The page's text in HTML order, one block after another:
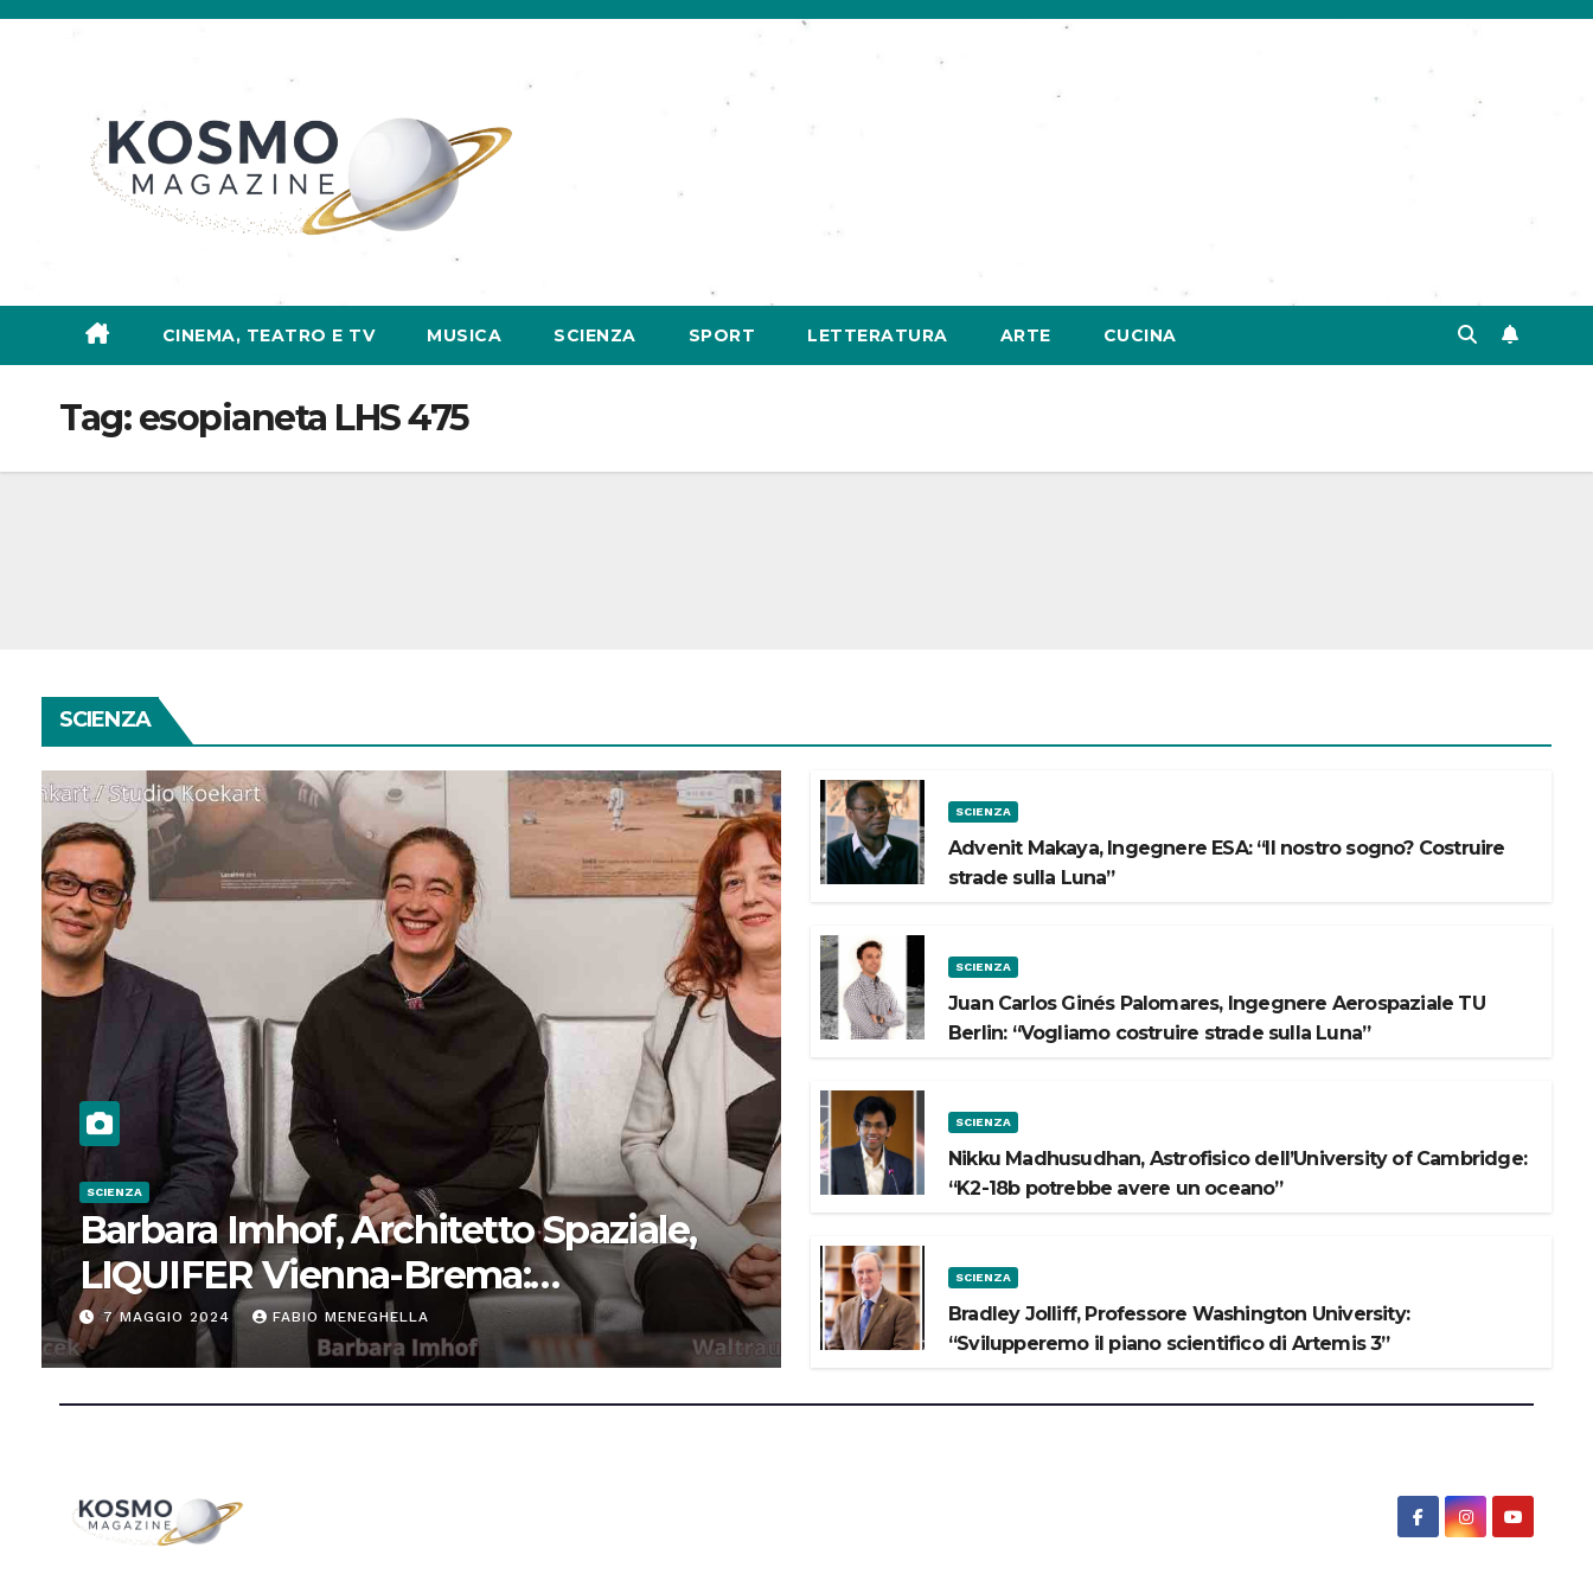
Salta
CINEMA, TEATRO E TV MUSICA SCIENZA SPORT LETTERATURA ARTE CUCINA
Tag:esopianeta LHS 475
SCIENZA
SCIENZA
Barbara Imhof, Architetto Spaziale,
LIQUIFER Vienna-Brema:
“Progettiamo habitat per lo Spazio”
7 MAGGIO 2024 FABIO MENEGHELLA
SCIENZA
Advenit Makaya, Ingegnere ESA: “Il nostro sogno? Costruire
strade sulla Luna”
SCIENZA
Juan Carlos Ginés Palomares, Ingegnere Aerospaziale TU
Berlin: “Vogliamo costruire strade sulla Luna”
SCIENZA
Nikku Madhusudhan, Astrofisico dell’University of Cambridge:
“K2-18b potrebbe avere un oceano”
SCIENZA
Bradley Jolliff, Professore Washington University:
“Svilupperemo il piano scientifico di Artemis 3”